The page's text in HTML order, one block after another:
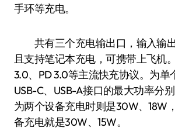
手环等充电。
共有三个充电输出口，输入输
且支持笔记本充电，可携带上飞机
3.0、PD 3.0等主流快充协议。为单
USB-C、USB-A接口的最大功率分
为两个设备充电时则是30W、18W
备充电就是30W、15W。